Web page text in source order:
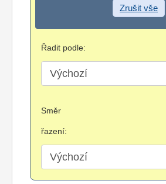
Zrušit vše
Řadit podle:
Směr
řazení: